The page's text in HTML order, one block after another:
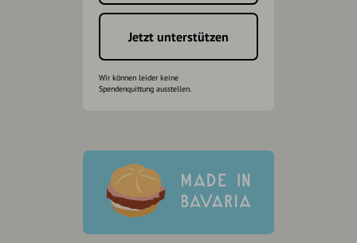
Jetzt unterstützen
Wir können leider keine
Spendenquittung ausstellen.